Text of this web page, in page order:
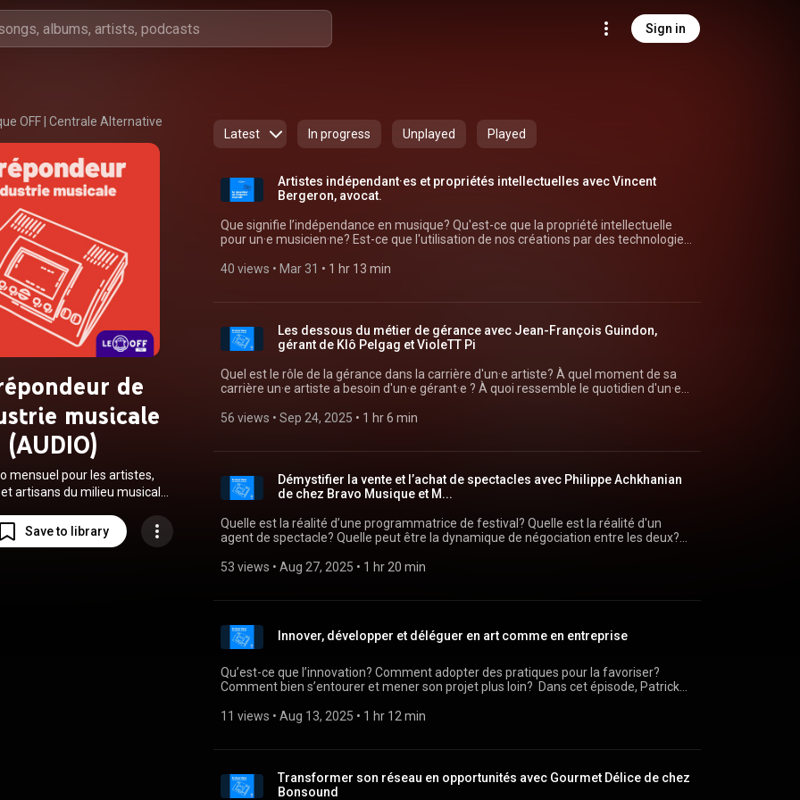
Sign in
OFF | Centrale Alternative
de
musicale
(AUDIO)
mensuel pour les artistes,
artisans du milieu musical
épisode, on traite d’un sujet ou
de l'industrie et on répond
Save to library
Latest In progress Unplayed Played
Artistes indépendant·es et propriétés intellectuelles avec Vincent
Bergeron, avocat.
Que signifie l’indépendance en musique? Qu'est-ce que la propriété intellectuelle
pour un·e musicien·ne? Est-ce que l'utilisation de nos créations par des technologies
Vincent Bergeron, avocat. Un balado signé Le Phoque OFF PRO:
40 views • Mar 31 • 1 hr 13 min
Les dessous du métier de gérance avec Jean-François Guindon,
gérant de Klô Pelgag et VioleTT Pi
Quel est le rôle de la gérance dans la carrière d'un·e artiste? À quel moment de sa
carrière un·e artiste a besoin d'un·e gérant·e ? À quoi ressemble le quotidien d'un·e
Jean-François Guindon, président et fondateur des Productions Subites et gérant,
56 views • Sep 24, 2025 • 1 hr 6 min
Démystifier la vente et l’achat de spectacles avec Philippe Achkhanian
de chez Bravo Musique et M...
Quelle est la réalité d’une programmatrice de festival? Quelle est la réalité d'un
agent de spectacle? Quelle peut être la dynamique de négociation entre les deux?
Pour en discuter, Patrick reçoit Myriam Sophie Deslauriers, codirectrice générale et
Alternative
53 views • Aug 27, 2025 • 1 hr 20 min
Innover, développer et déléguer en art comme en entreprise
Qu’est-ce que l’innovation? Comment adopter des pratiques pour la favoriser?
Comment bien s’entourer et mener son projet plus loin? Dans cet épisode, Patrick
https://pro.phoqueoff.com Animation: Patrick Labbé Production: Centrale
11 views • Aug 13, 2025 • 1 hr 12 min
Transformer son réseau en opportunités avec Gourmet Délice de chez
Bonsound